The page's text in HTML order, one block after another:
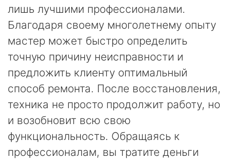
лишь лучшими профессионалами.
Благодаря своему многолетнему опыту
мастер может быстро определить
точную причину неисправности и
предложить клиенту оптимальный
способ ремонта. После восстановления,
техника не просто продолжит работу, но
и возобновит всю свою
функциональность. Обращаясь к
профессионалам, вы тратите деньги